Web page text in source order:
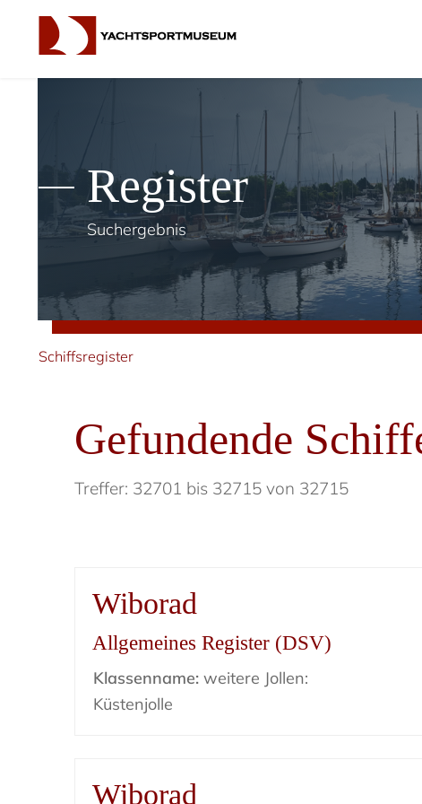
Register
Suchergebnis
Schiffsregister
Gefundende
Treffer: 32701 bis 32715 von 32715
Wiborad
Allgemeines Register (DSV)
Klassenname: weitere Jollen:
Küstenjolle
Wiborad